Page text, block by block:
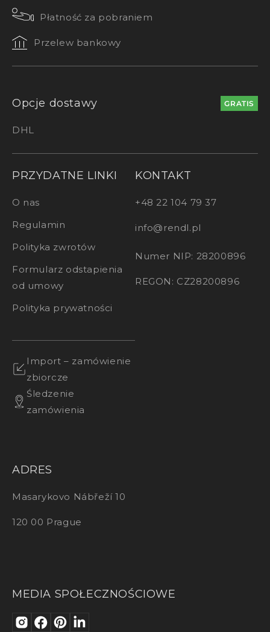
Płatność za pobraniem
Przelew bankowy
Opcje dostawy GRATIS
DHL
PRZYDATNE LINKI
O nas
Regulamin
Polityka zwrotów
Formularz odstapienia
od umowy
Polityka prywatności
Import – zamówienie
zbiorcze
Śledzenie
zamówienia
KONTAKT
+48 22 104 79 37
info@rendl.pl
Numer NIP: 28200896
REGON: CZ28200896
ADRES
Masarykovo Nábřeží 10
120 00 Prague
MEDIA SPOŁECZNOŚCIOWE